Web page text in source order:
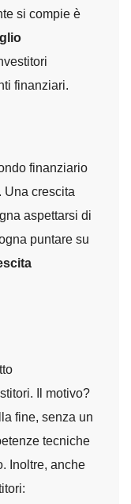
si compie è
finanziari.
finanziario
Una crescita
aspettarsi di
puntare su
Il motivo?
fine, senza un
tecniche
Inoltre, anche